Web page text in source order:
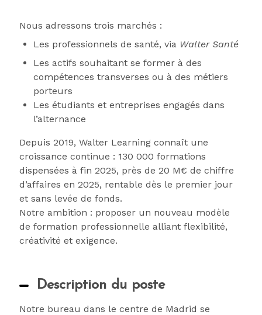
Nous adressons trois marchés :
Les professionnels de santé, via Walter Santé
Les actifs souhaitant se former à des
compétences transverses ou à des métiers
porteurs
Les étudiants et entreprises engagés dans
l’alternance
Depuis 2019, Walter Learning connaît une
croissance continue : 130 000 formations
dispensées à fin 2025, près de 20 M€ de chiffre
d’affaires en 2025, rentable dès le premier jour
et sans levée de fonds.
Notre ambition : proposer un nouveau modèle
de formation professionnelle alliant flexibilité,
créativité et exigence.
Description du poste
Notre bureau dans le centre de Madrid se